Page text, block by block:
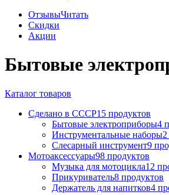
ОтзывыЧитать
Скидки
Акции
Бытовые
Каталог товаров
Сделано в СССР15 продуктов
Бытовые электроприборы4
Инструментальные наборы
Слесарный инструмент9
Мотоаксессуары98 продуктов
Музыка для мотоцикла12
Прикуриватель8 продуктов
Держатель для напитков4